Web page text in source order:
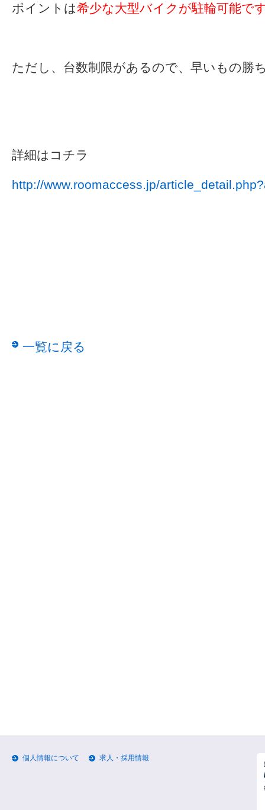
ポイントは希少な大型バイクが駐輪可能で
ただし、台数制限があるので、早いもの勝
詳細はコチラ
http://www.roomaccess.jp/
一覧に戻る
個人情報について 求人・採用情報